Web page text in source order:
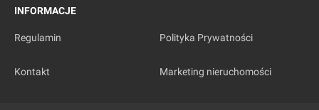
INFORMACJE
Regulamin Polityka Prywatności
Kontakt Marketing nieruchomości